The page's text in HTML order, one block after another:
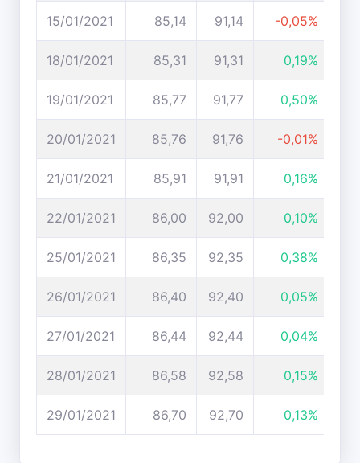
15/01/2021 85,14 91,14 -0,05%
18/01/2021 85,31 91,31 0,19%
19/01/2021 85,77 91,77 0,50%
20/01/2021 85,76 91,76 -0,01%
21/01/2021 85,91 91,91 0,16%
22/01/2021 86,00 92,00 0,10%
25/01/2021 86,35 92,35 0,38%
26/01/2021 86,40 92,40 0,05%
27/01/2021 86,44 92,44 0,04%
28/01/2021 86,58 92,58 0,15%
29/01/2021 86,70 92,70 0,13%